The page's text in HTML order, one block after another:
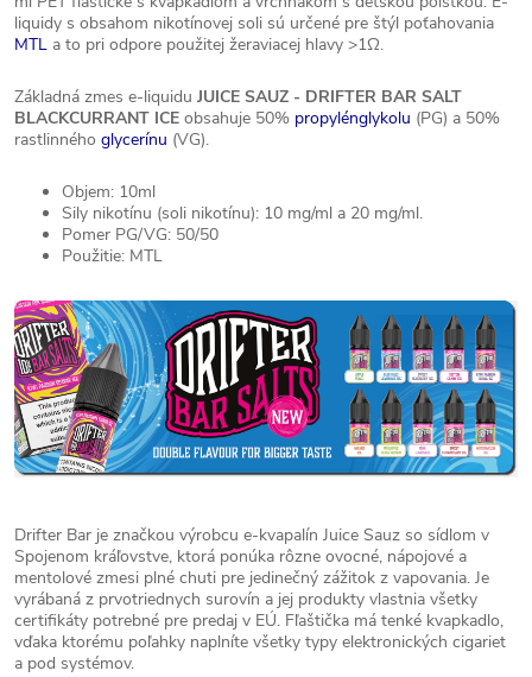
liquidy s obsahom nikotínovej soli sú určené pre štýl poťahovania
MTL a to pri odpore použitej žeraviacej hlavy >1Ω.
Základná zmes e-liquidu JUICE SAUZ - DRIFTER BAR SALT
BLACKCURRANT ICE obsahuje 50% propylénglykolu (PG) a 50%
rastlinného glycerínu (VG).
Objem: 10ml
Sily nikotínu (soli nikotínu): 10 mg/ml a 20 mg/ml.
Pomer PG/VG: 50/50
Použitie: MTL
Drifter Bar je značkou výrobcu e-kvapalín Juice Sauz so sídlom v
Spojenom kráľovstve, ktorá ponúka rôzne ovocné, nápojové a
mentolové zmesi plné chuti pre jedinečný zážitok z vapovania. Je
vyrábaná z prvotriednych surovín a jej produkty vlastnia všetky
certifikáty potrebné pre predaj v EÚ. Fľaštička má tenké kvapkadlo,
vďaka ktorému poľahky naplníte všetky typy elektronických cigariet
a pod systémov.